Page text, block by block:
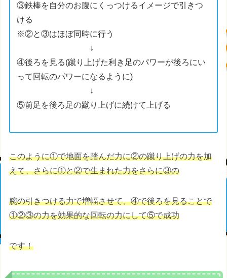
③鉄棒を自分のお腹にくっつけるイメージで引きつ
ける
※②と③はほぼ同時に行う
↓
④後ろを見る(蹴り上げた利き足のパワーが後ろにい
って回転のパワーになるように)
↓
⑤前足を後ろ足の蹴り上げに続けて上げる
このように①で地面を踏んだ力に②の蹴り上げの力を加
えて、さらに①と②で生まれた力をさらに③の
腕の引きつける力で増幅させて、④で後ろを見ることで
①②③の力を効果的な回転の力にして⑤で成功
です！